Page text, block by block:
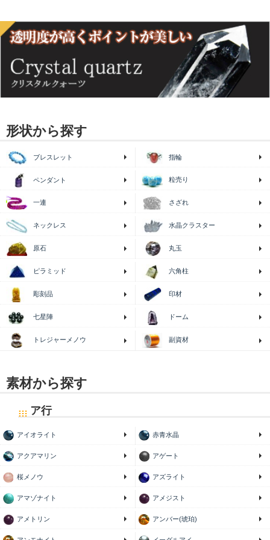
形状から探す
ブレスレット 指輪
ペンダント 粒売り
一連 さざれ
ネックレス 水晶クラスター
原石 丸玉
ピラミッド 六角柱
彫刻品 印材
七星陣 ドーム
トレジャーメノウ 副資材
素材から探す
ア行
アイオライト 赤青水晶
アクアマリン アゲート
桜メノウ アズライト
アマゾナイト アメジスト
アメトリン アンバー(琥珀)